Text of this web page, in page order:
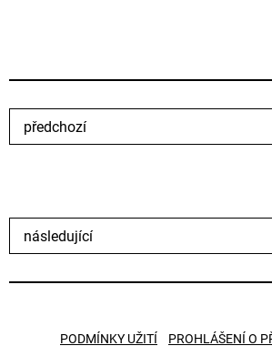
předchozí
následující
PODMÍNKY UŽITÍ PROHLÁŠENÍ O